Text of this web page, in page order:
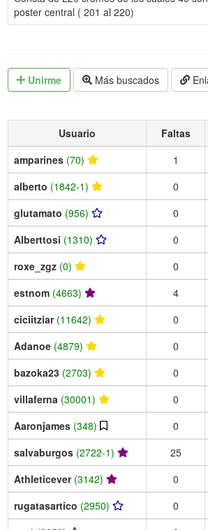
poster central ( 201 al 220)
Unirme Más buscados
Usuario Faltas
amparines (70) 1
alberto (1842-1) 0
glutamato (956) 0
Alberttosi (1310) 0
roxe_zgz (0) 0
estnom (4663) 4
ciciitziar (11642) 0
Adanoe (4879) 0
bazoka23 (2703) 0
villaferna (30001) 0
Aaronjames (348) 0
salvaburgos (2722-1) 25
Athleticever (3142) 0
rugatasartico (2950) 0